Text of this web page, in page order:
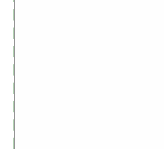
Георгиев, Сергей
Георгиевич
Герасимов, Сергей
Геращенко, Андрей
Гергенредер, Игорь
Гладкий, Виталий
Говард, Роберт
Гомонов, Сергей